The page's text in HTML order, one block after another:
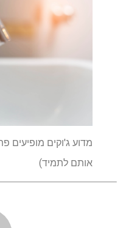
מדוע ג'וקים מופיעים
אותם לתמיד)